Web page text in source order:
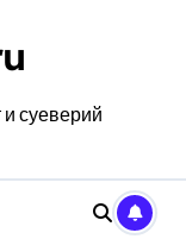
суеверий